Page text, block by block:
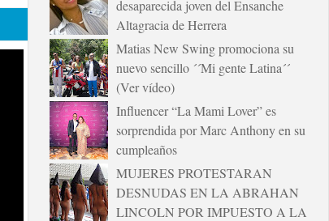
desaparecida joven del Ensanche
Altagracia de Herrera
Matias New Swing promociona su
nuevo sencillo ´´Mi gente Latina´´
(Ver vídeo)
Influencer “La Mami Lover” es
sorprendida por Marc Anthony en su
cumpleaños
MUJERES PROTESTARAN
DESNUDAS EN LA ABRAHAN
LINCOLN POR IMPUESTO A LA